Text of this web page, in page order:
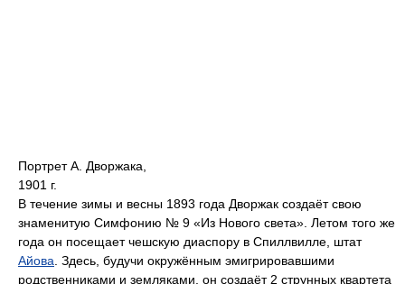
Портрет А. Дворжака,
1901 г.
В течение зимы и весны 1893 года Дворжак создаёт свою
знаменитую Симфонию № 9 «Из Нового света». Летом того же
года он посещает чешскую диаспору в Спиллвилле, штат
Айова . Здесь, будучи окружённым эмигрировавшими
родственниками и земляками, он создаёт 2 струнных квартета